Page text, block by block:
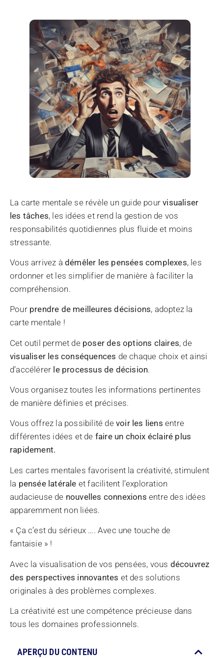
La carte mentale se révèle un guide pourvisualiser
les tâches, les idées et rend la gestion de vos
responsabilités quotidiennes plus fluide et moins
stressante.
Vous arrivez à démêler les pensées complexes, les
ordonner et les simplifier de manière à faciliter la
compréhension.
Pour prendre de meilleures décisions, adoptez la
carte mentale !
Cet outil permet de poser des options claires, de
visualiser les conséquences de chaque choix et ainsi
d’accélérer le processus de décision.
Vous organisez toutes les informations pertinentes
de manière définies et précises.
Vous offrez la possibilité de voir les liens entre
différentes idées et de faire un choix éclairé plus
rapidement.
Les cartes mentales favorisent la créativité, stimulent
la pensée latérale et facilitent l’exploration
audacieuse de nouvelles connexions entre des idées
apparemment non liées.
« Ça c’est du sérieux …. Avec une touche de
fantaisie » !
Avec la visualisation de vos pensées, vous découvrez
des perspectives innovantes et des solutions
originales à des problèmes complexes.
La créativité est une compétence précieuse dans
tous les domaines professionnels.
APERÇU DU CONTENU